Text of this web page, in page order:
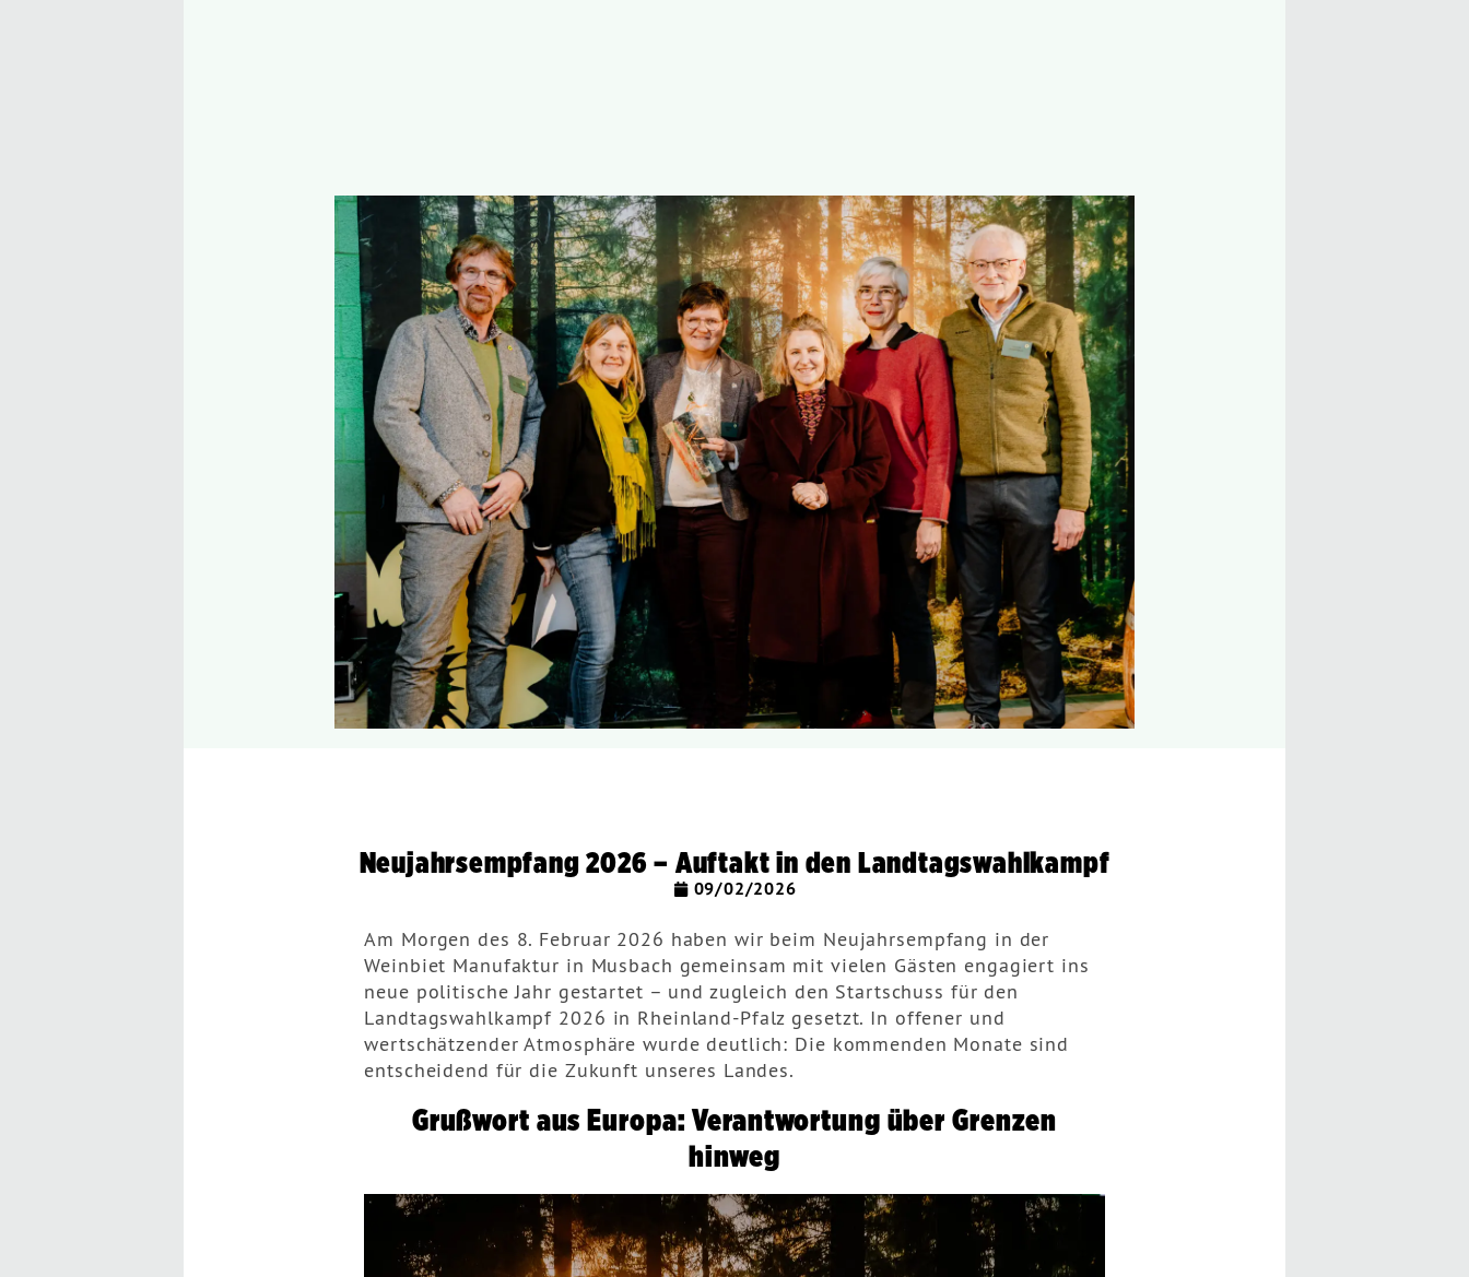
Neujahrsempfang 2026 – Auftakt in den Landtagswahlkampf
09/02/2026
Am Morgen des 8. Februar 2026 haben wir beim Neujahrsempfang in der
Weinbiet Manufaktur in Musbach gemeinsam mit vielen Gästen engagiert ins
neue politische Jahr gestartet – und zugleich den Startschuss für den
Landtagswahlkampf 2026 in Rheinland-Pfalz gesetzt. In offener und
wertschätzender Atmosphäre wurde deutlich: Die kommenden Monate sind
entscheidend für die Zukunft unseres Landes.
Grußwort aus Europa: Verantwortung über Grenzen
hinweg